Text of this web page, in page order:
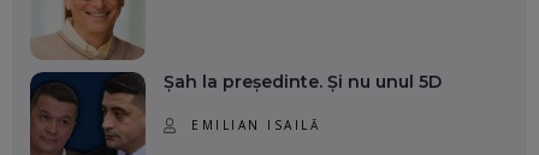
Șah la președinte. Și nu unul 5D
EMILIAN ISAILĂ